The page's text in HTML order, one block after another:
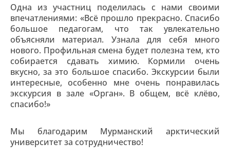
Одна из участниц поделилась с нами своими
впечатлениями: «Всё прошло прекрасно. Спасибо
большое педагогам, что так увлекательно
объясняли материал. Узнала для себя много
нового. Профильная смена будет полезна тем, кто
собирается сдавать химию. Кормили очень
вкусно, за это большое спасибо. Экскурсии были
интересные, особенно мне очень понравилась
экскурсия в зале «Орган». В общем, всё клёво,
спасибо!»
Мы благодарим Мурманский арктический
университет за сотрудничество!